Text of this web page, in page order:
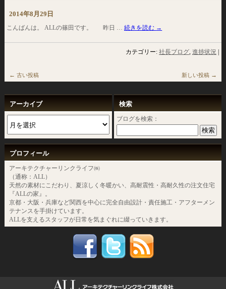
2014年8月29日
こんばんは。 ALLの篠田です。 昨日 …続きを読む →
カテゴリー: 社長ブログ,進捗状況
← 古い投稿 新しい投稿 →
アーカイブ 検索
ブログを検索：
プロフィール
アーキテクチャーリンクライフ㈱
（通称：ALL）
天然の素材にこだわり、夏涼しく冬暖かい、高耐震性・高耐久性の注文住宅
『ALLの家』。
京都・大阪・兵庫など関西を中心に完全自由設計・責任施工・アフターメン
テナンスを手掛けています。
ALLを支えるスタッフが日常を気まぐれに綴っていきます。